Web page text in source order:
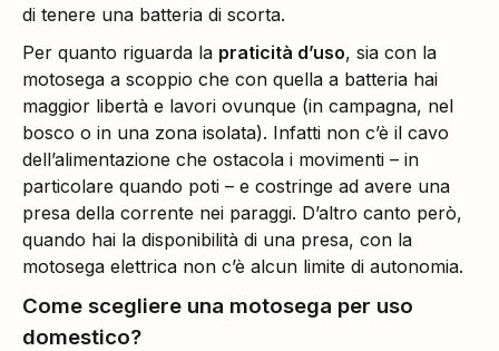
di tenere una batteria di scorta.
Per quanto riguarda la praticità d’uso, sia con la
motosega a scoppio che con quella a batteria hai
maggior libertà e lavori ovunque (in campagna, nel
bosco o in una zona isolata). Infatti non c’è il cavo
dell’alimentazione che ostacola i movimenti – in
particolare quando poti – e costringe ad avere una
presa della corrente nei paraggi. D’altro canto però,
quando hai la disponibilità di una presa, con la
motosega elettrica non c’è alcun limite di autonomia.
Come scegliere una motosega per uso
domestico?